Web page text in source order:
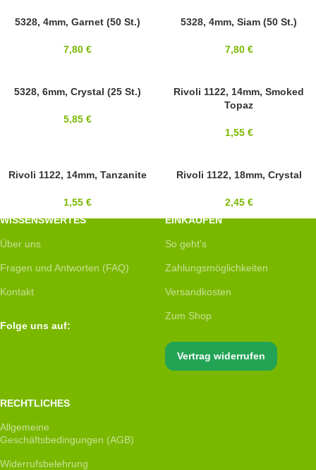
SWAROVSKI
5328, 4mm, Garnet (50 St.)
7,80 €
SWAROVSKI
5328, 4mm, Siam (50 St.)
7,80 €
SWAROVSKI
5328, 6mm, Crystal (25 St.)
5,85 €
14MM
Rivoli 1122, 14mm, Smoked
Topaz
1,55 €
14MM
Rivoli 1122, 14mm, Tanzanite
1,55 €
18MM
Rivoli 1122, 18mm, Crystal
2,45 €
WISSENSWERTES
Über uns
Fragen und Antworten (FAQ)
Kontakt
Folge uns auf:
EINKAUFEN
So geht's
Zahlungsmöglichkeiten
Versandkosten
Zum Shop
Vertrag widerrufen
RECHTLICHES
Allgemeine
Geschäftsbedingungen (AGB)
Widerrufsbelehrung